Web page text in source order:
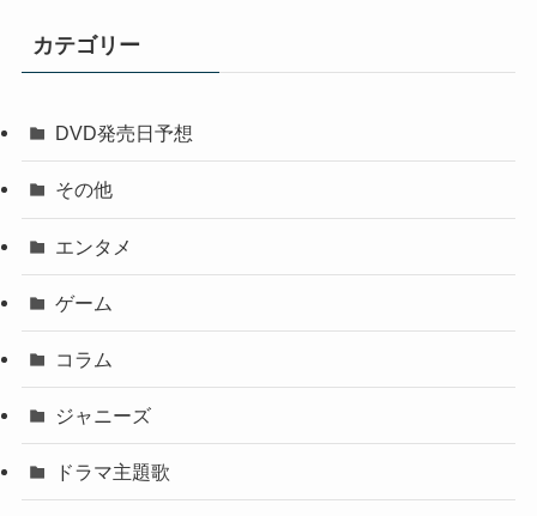
カテゴリー
DVD発売日予想
その他
エンタメ
ゲーム
コラム
ジャニーズ
ドラマ主題歌